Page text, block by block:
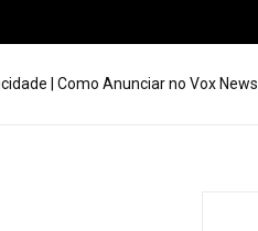
| Como Anunciar no Vox News